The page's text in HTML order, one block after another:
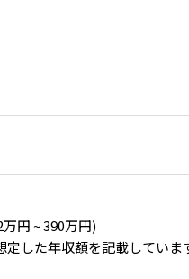
円 ~ 390万円)
した年収額を記載していま